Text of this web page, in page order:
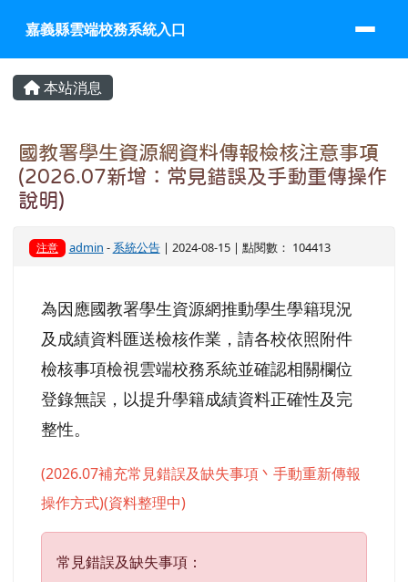
嘉義縣雲端校務系統入口
嘉義縣雲端校務系統入口
主內容區域
本站消息
國教署學生資源網資料傳報檢核注意事項
(2026.07新增：常見錯誤及手動重傳操作
說明)
注意 admin - 系統公告| 2024-08-15 | 點閱數： 104413
為因應國教署學生資源網推動學生學籍現況
及成績資料匯送檢核作業，請各校依照附件
檢核事項檢視雲端校務系統並確認相關欄位
登錄無誤，以提升學籍成績資料正確性及完
整性。
(2026.07補充常見錯誤及缺失事項丶手動重新傳報
操作方式)(資料整理中)
常見錯誤及缺失事項：
頁尾區域